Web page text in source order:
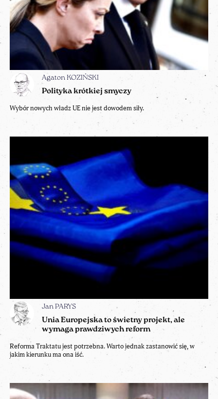
Agaton KOZIŃSKI
Polityka krótkiej smyczy
Wybór nowych władz UE nie jest dowodem siły.
Jan PARYS
Unia Europejska to świetny projekt, ale
wymaga prawdziwych reform
Reforma Traktatu jest potrzebna. Warto jednak zastanowić się, w
jakim kierunku ma ona iść.